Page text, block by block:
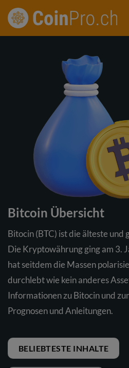
Zum
Inhalt
Bitcoin Übersicht
Bitocin (BTC) ist die älteste
Die Kryptowährung ging am 3.
hat seitdem die Massen
durchlebt wie kein anderes
Informationen zu Bitocin und
Prognosen und Anleitungen.
BELIEBTESTE INHALTE